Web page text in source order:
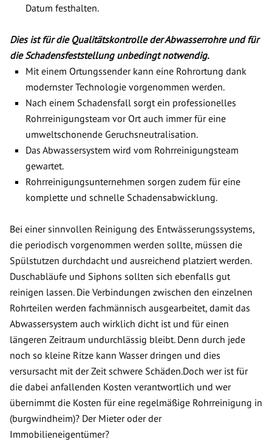
Datum festhalten.
Dies ist für die Qualitätskontrolle der Abwasserrohre und für
die Schadensfeststellung unbedingt notwendig.
Mit einem Ortungssender kann eine Rohrortung dank
modernster Technologie vorgenommen werden.
Nach einem Schadensfall sorgt ein professionelles
Rohrreinigungsteam vor Ort auch immer für eine
umweltschonende Geruchsneutralisation.
Das Abwassersystem wird vom Rohrreinigungsteam
gewartet.
Rohrreinigungsunternehmen sorgen zudem für eine
komplette und schnelle Schadensabwicklung.
Bei einer sinnvollen Reinigung des Entwässerungssystems,
die periodisch vorgenommen werden sollte, müssen die
Spülstutzen durchdacht und ausreichend platziert werden.
Duschabläufe und Siphons sollten sich ebenfalls gut
reinigen lassen. Die Verbindungen zwischen den einzelnen
Rohrteilen werden fachmännisch ausgearbeitet, damit das
Abwassersystem auch wirklich dicht ist und für einen
längeren Zeitraum undurchlässig bleibt. Denn durch jede
noch so kleine Ritze kann Wasser dringen und dies
versursacht mit der Zeit schwere Schäden.Doch wer ist für
die dabei anfallenden Kosten verantwortlich und wer
übernimmt die Kosten für eine regelmäßige Rohrreinigung in
(burgwindheim)? Der Mieter oder der
Immobilieneigentümer?